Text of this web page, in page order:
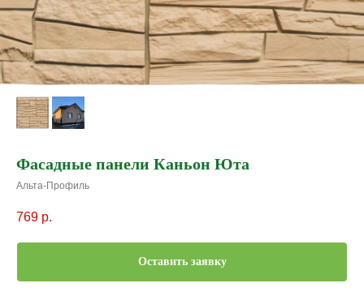
Фасадные панели Каньон Юта
Альта-Профиль
769 р.
Оставить заявку